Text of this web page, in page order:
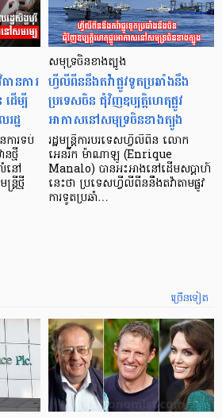
ានការ
ើម្បី
ដ្ឋ
ការទប់
ថ្មី
នៅ
រីថ្មី
សមុទ្រចិនខាងត្បូង
ហ្វីលីពីននឹងតវ៉ាផ្លូវទូតប្រឆាំងនឹង
ប្រទេសចិន ជុំវិញឧប្បត្តិហេតុផ្លូវ
អាកាសនៅសមុទ្រចិនខាងត្បូង
រដ្ឋមន្ត្រីការបរទេសហ្វីលីពីន លោក
អេនរីក ម៉ាណាឡូ (Enrique
Manalo) បានអះអាងនៅដើមសប្តាហ៍
នេះថា ប្រទេសហ្វីលីពីននឹងតវ៉ាតាមផ្លូវ
ការទូតប្រឆាំ…
ច្រើនទៀត